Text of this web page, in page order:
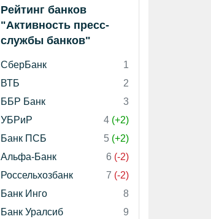
Рейтинг банков
"Активность пресс-
службы банков"
СберБанк
1
ВТБ
2
ББР Банк
3
УБРиР
4 (+2)
Банк ПСБ
5 (+2)
Альфа-Банк
6 (-2)
Россельхозбанк
7 (-2)
Банк Инго
8
Банк Уралсиб
9